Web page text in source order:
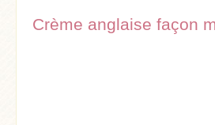
Crème anglaise façon